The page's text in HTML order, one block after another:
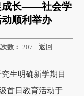
成长——社会学
顺利举办
数： 207 返回
生明确新学期目
首日教育活动于